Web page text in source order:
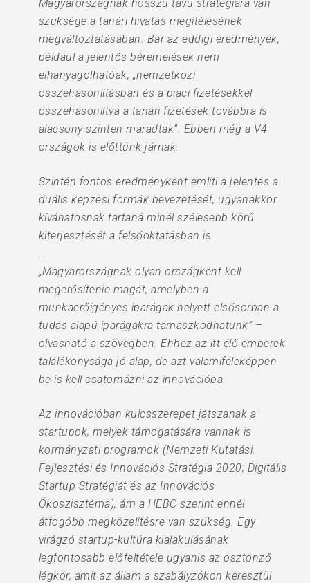
Magyarországnak hosszú távú stratégiára van
szüksége a tanári hivatás megítélésének
megváltoztatásában. Bár az eddigi eredmények,
például a jelentős béremelések nem
elhanyagolhatóak, „nemzetközi
összehasonlításban és a piaci fizetésekkel
összehasonlítva a tanári fizetések továbbra is
alacsony szinten maradtak”. Ebben még a V4
országok is előttünk járnak.
Szintén fontos eredményként említi a jelentés a
duális képzési formák bevezetését, ugyanakkor
kívánatosnak tartaná minél szélesebb körű
kiterjesztését a felsőoktatásban is.
…
„Magyarországnak olyan országként kell
megerősítenie magát, amelyben a
munkaerőigényes iparágak helyett elsősorban a
tudás alapú iparágakra támaszkodhatunk” –
olvasható a szövegben. Ehhez az itt élő emberek
találékonysága jó alap, de azt valamiféleképpen
be is kell csatornázni az innovációba.
Az innovációban kulcsszerepet játszanak a
startupok, melyek támogatására vannak is
kormányzati programok (Nemzeti Kutatási,
Fejlesztési és Innovációs Stratégia 2020; Digitális
Startup Stratégiát és az Innovációs
Ökoszisztéma), ám a HEBC szerint ennél
átfogóbb megközelítésre van szükség. Egy
virágzó startup-kultúra kialakulásának
legfontosabb előfeltétele ugyanis az ösztönző
légkör, amit az állam a szabályzókon keresztül